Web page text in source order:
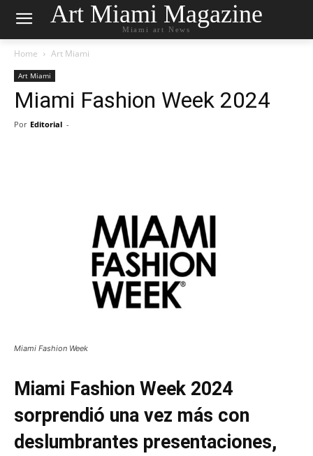
Art Miami Magazine
Miami art News
Home Art Miami
Art Miami
Miami Fashion Week 2024
Por Editorial -
Miami Fashion Week
Miami Fashion Week 2024
sorprendió una vez más con
deslumbrantes presentaciones,